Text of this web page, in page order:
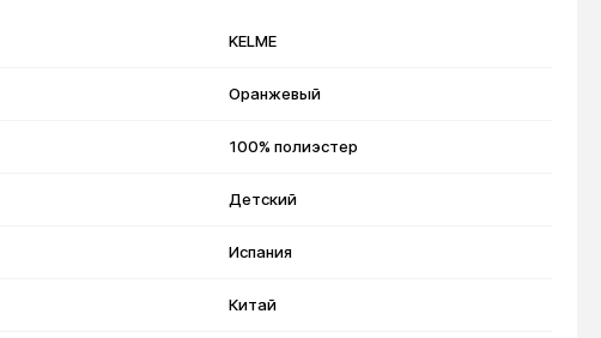
KELME
Оранжевый
100% полиэстер
Детский
Испания
Китай